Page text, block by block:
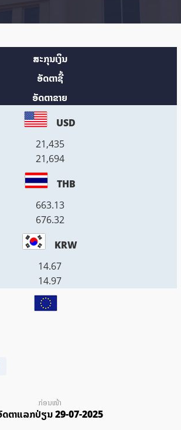
ສະກຸນເງິນ
ອັດຕາຊື້
ອັດຕາຂາຍ
USD
21,435
21,694
THB
663.13
676.32
KRW
14.67
14.97
ກ່ອນໜ້າ
ດ​ຕາ​ແລກ​ປ່ຽນ 29-07-2025